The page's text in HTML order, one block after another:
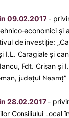
09.02.2017 -
economici şi
de investiţie:
I.L. Caragiale şi
Fdt. Crişan şi
judeţul Neamţ”
28.02.2017 -
Consiliului Local